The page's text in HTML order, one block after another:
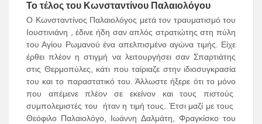
Το τέλος του Κωνσταντίνου Παλαιολόγου
Ο Κωνσταντίνος Παλαιολόγος μετά τον τραυματισμό του
Ιουστινιάνη , έδινε ήδη σαν απλός στρατιώτης στη πύλη
του Αγίου Ρωμανού ένα απελπισμένο αγώνα τιμής. Είχε
έρθει πλέον η στιγμή να λειτουργήσει σαν Σπαρτιάτης
στις Θερμοπύλες, κάτι που ταίριαζε στην ιδιοσυγκρασία
του και το παραστατικό του. Άλλωστε ήξερε ότι το μόνο
που απέμενε πλέον σε εκείνον και τους πιστούς
συμπολεμιστές του ήταν η τιμή τους. Έτσι μαζί με τους
Θεόφιλο Παλαιολόγο, Ιωάννη Δαλμάτη, Φραγκίσκο του